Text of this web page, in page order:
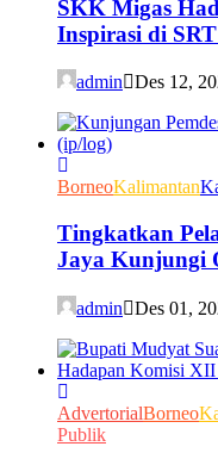
SKK Migas
Inspirasi di
admin Des 12,
BorneoKalimantan
Tingkatkan
Jaya Kunjungi
admin Des 01,
AdvertorialBorneo
Publik